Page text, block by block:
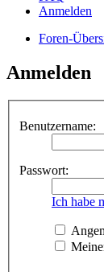
Anmelden
Foren-
Anmelden
Benutzername:
Passwort:
Ich habe